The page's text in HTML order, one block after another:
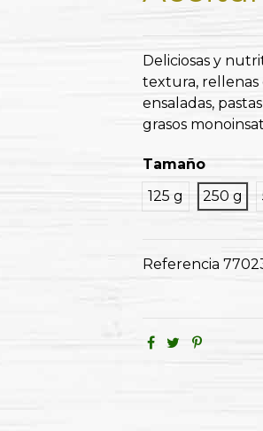
Deliciosas y
textura, rellenas
ensaladas,
grasos
Tamaño
125 g
250 g
Referencia